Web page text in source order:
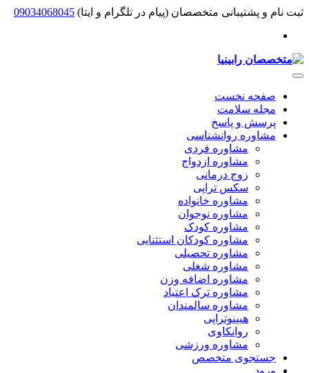
ثبت نام و پشتیبانی متخصصان (پیام در تلگرام و ایتا) 09034068045
صفحه نخست
مجله سلامت
پرسش و پاسخ
مشاوره روانشناسی
مشاوره فردی
مشاوره ازدواج
زوج درمانی
سکس تراپی
مشاوره خانواده
مشاوره نوجوان
مشاوره کودک
مشاوره کودکان استثنایی
مشاوره تحصیلی
مشاوره شغلی
مشاوره اضافه وزن
مشاوره ترک اعتیاد
مشاوره سالمندان
هیپنوتراپی
روانکاوی
مشاوره ورزشی
جستجوی متخصص
ورود